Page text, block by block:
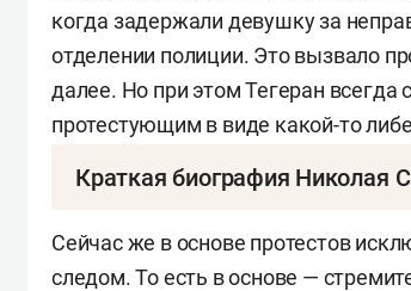
когда задержали девушку за
отделении полиции. Это вызвало
далее. Но при этом Тегеран всегда
протестующим в виде какой-то
Краткая биография Николая
«Аналитической службы
Сейчас же в основе протестов
следом. То есть в основе —